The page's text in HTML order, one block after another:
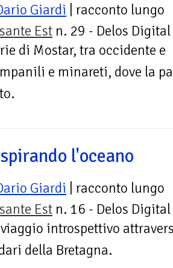
Giardi | racconto lungo
Est n. 29 - Delos Digital
di Mostar, tra occidente e
e minareti, dove la
l'oceano
Giardi | racconto lungo
Est n. 16 - Delos Digital
introspettivo
della Bretagna.